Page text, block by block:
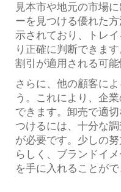
見本市や地元の市場
ーを見つける優れた
示されており、トレ
り正確に判断できま
割引が適用される可能
さらに、他の顧客に
う。これにより、企
できます。卸売で適
つけるには、十分な
が必要です。少しの
らしく、ブランドイ
を手に入れることがで